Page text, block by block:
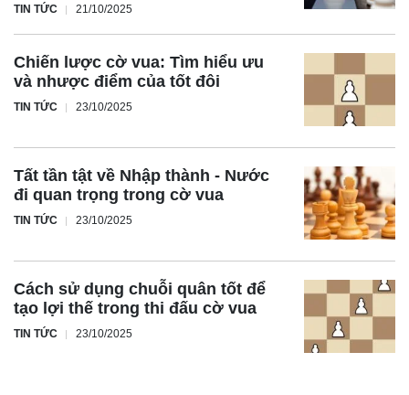
TIN TỨC 21/10/2025
Chiến lược cờ vua: Tìm hiểu ưu
và nhược điểm của tốt đôi
TIN TỨC 23/10/2025
Tất tần tật về Nhập thành - Nước
đi quan trọng trong cờ vua
TIN TỨC 23/10/2025
Cách sử dụng chuỗi quân tốt để
tạo lợi thế trong thi đấu cờ vua
TIN TỨC 23/10/2025